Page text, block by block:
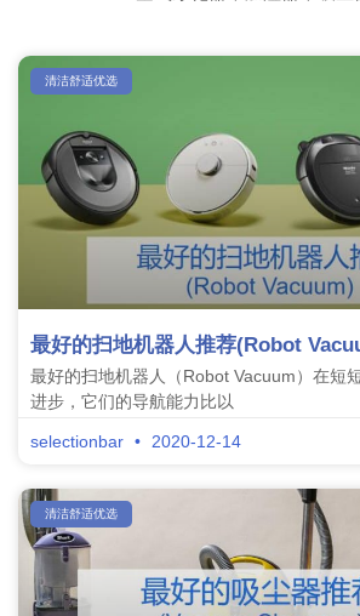
清洁舒适优选
最好的扫地机器人推荐(Robot
最好的扫地机器人（Robot Vacuum）在短
进步，它们的导航能力比以
selectionbar 2020-12-14
清洁舒适优选